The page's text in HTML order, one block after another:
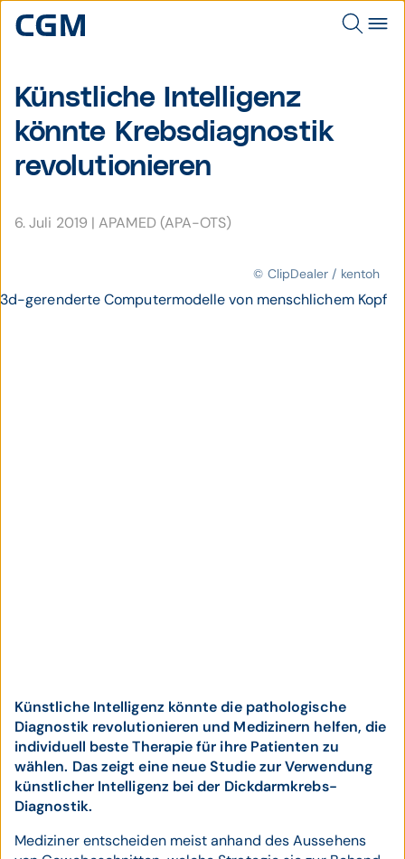
Künstliche Intelligenz
könnte Krebs­diagnostik
revolutionieren
6. Juli 2019 |APAMED (APA-OTS)
© ClipDealer / kentoh
3d-gerenderte Computermodelle von menschlichem Kopf
Künstliche Intelligenz könnte die patho­logische
Diagnostik revolutio­nieren und Medi­zinern helfen, die
indi­viduell beste Therapie für ihre Patienten zu
wählen. Das zeigt eine neue Studie zur Ver­wendung
künstlicher Intelli­genz bei der Dick­darmkrebs-
Diagnostik.
Mediziner entscheiden meist anhand des Aus­sehens